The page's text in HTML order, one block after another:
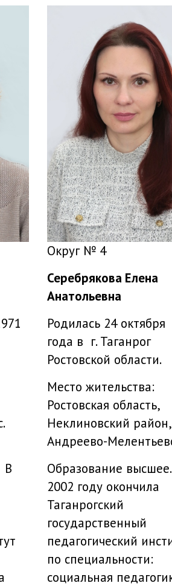
В
Округ № 4
Серебрякова Елена
Анатольевна
Родилась 24 октября
года в г. Таганрог
Ростовской области.
Место жительства:
Ростовская область,
Неклиновский район,
Андреево-
Образование
2002 году окончила
Таганрогский
государственный
педагогический
по специальности:
социальная